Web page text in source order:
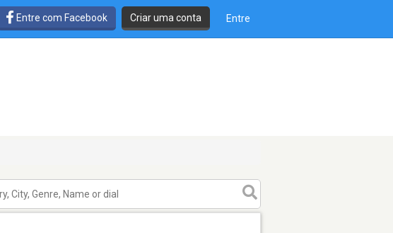
Entre com Facebook Criar uma conta Entre